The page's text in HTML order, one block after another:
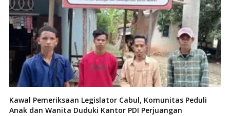
Kawal Pemeriksaan Legislator Cabul, Komunitas Peduli
Anak dan Wanita Duduki Kantor PDI Perjuangan